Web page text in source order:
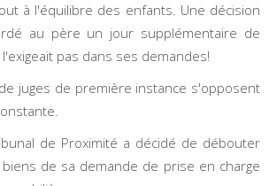
à l'équilibre des enfants. Une décision
au père un jour supplémentaire de
pas dans ses demandes!
juges de première instance s'opposent
de Proximité a décidé de débouter
de sa demande de prise en charge